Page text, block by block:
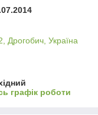
Дрогобич, Україна
графік роботи